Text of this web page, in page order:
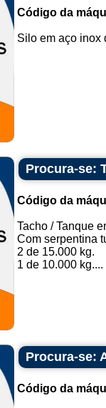
Código da
Silo em aço inox
Procura-se:
Código da
Tacho / Tanque
Com serpentina
2 de 15.000 kg.
1 de 10.000 kg....
Procura-se:
Código da